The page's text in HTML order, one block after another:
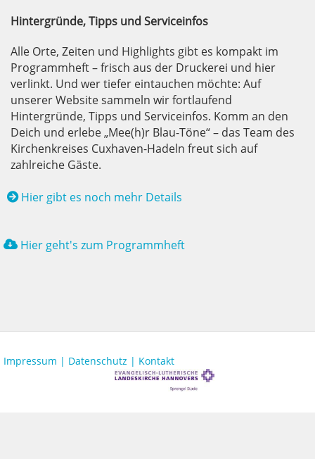
Hintergründe, Tipps und Serviceinfos
Alle Orte, Zeiten und Highlights gibt es kompakt im
Programmheft – frisch aus der Druckerei und hier
verlinkt. Und wer tiefer eintauchen möchte: Auf
unserer Website sammeln wir fortlaufend
Hintergründe, Tipps und Serviceinfos. Komm an den
Deich und erlebe „Mee(h)r Blau-Töne“ – das Team des
Kirchenkreises Cuxhaven-Hadeln freut sich auf
zahlreiche Gäste.
Hier gibt es noch mehr Details
Hier geht's zum Programmheft
Impressum | Datenschutz | Kontakt